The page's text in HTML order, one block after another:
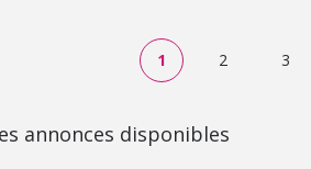
1 2 3
annonces disponibles